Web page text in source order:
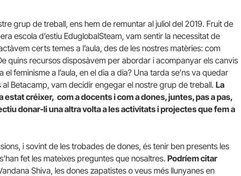
grup de treball, ens hem de remuntar al juliol del 2019. Fruit de
escola d’estiu EduglobalSteam, vam sentir la necessitat de
certs temes a l’aula, des de les nostres matèries: com
quins recursos disposàvem per abordar i acompanyar els canvis
el feminisme a l’aula, en el dia a dia? Una tarda se’ns va quedar
Betacamp, vam decidir engegar el nostre grup de treball. La
créixer, com a docents i com a dones, juntes, pas a pas,
donar-li una altra volta a les activitats i projectes que fem a
i sovint de les trobades de dones, és tenir ben presents les
fet les mateixes preguntes que nosaltres. Podríem citar
Shiva, les dones zapatistes o veus més llunyanes en